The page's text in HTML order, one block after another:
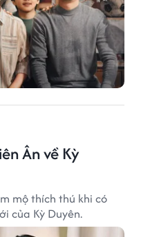
Ân về Kỳ
mộ thích thú khi có
của Kỳ Duyên.